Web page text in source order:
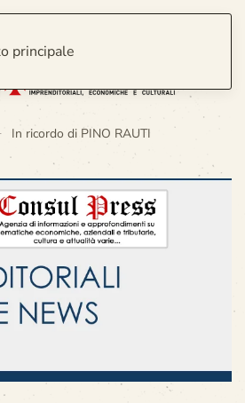
principale
In ricordo di PINO RAUTI